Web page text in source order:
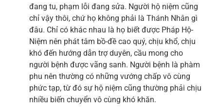
đang tu, phạm lỗi đang sửa. Người hộ niệm cũng
chỉ vậy thôi, chứ họ không phải là Thánh Nhân gì
đâu. Chỉ có khác nhau là họ biết được Pháp Hộ-
Niệm nên phát tâm bồ-đề cao quý, chịu khổ, chịu
khó đến hướng dẫn trợ duyên, cầu mong cho
người bệnh được vãng sanh. Người bệnh là phàm
phu nên thường có những vướng chấp vô cùng
phức tạp, từ đó sự hộ niệm cũng thường phải chịu
nhiều biến chuyển vô cùng khó khăn.